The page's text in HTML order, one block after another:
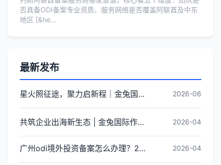
否具备ODI备案专业资质、服务网络是否覆盖阿联酋及中东
地区 [&he…
最新发布
星火照征途，聚力启新程｜金兔国际井冈山红色研学团建圆满收官 2026-06
共筑企业出海新生态 | 金兔国际作为代表单位亮相宝安区出海服务中心揭牌仪式 2026-04
广州odi境外投资备案怎么办理？2026年最新流程详解 2026-04